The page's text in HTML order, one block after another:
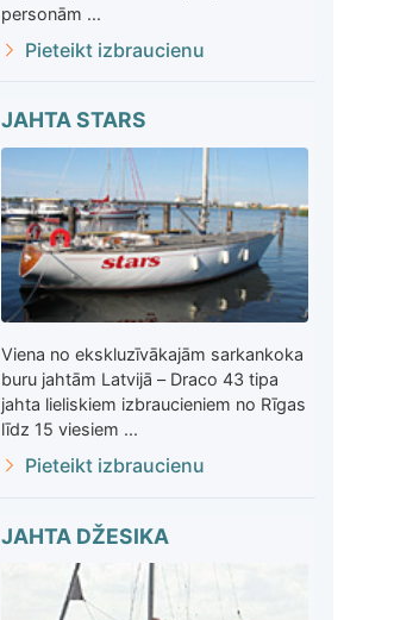
personām ...
Pieteikt izbraucienu
JAHTA STARS
Viena no ekskluzīvākajām sarkankoka
buru jahtām Latvijā – Draco 43 tipa
jahta lieliskiem izbraucieniem no Rīgas
līdz 15 viesiem ...
Pieteikt izbraucienu
JAHTA DŽESIKA